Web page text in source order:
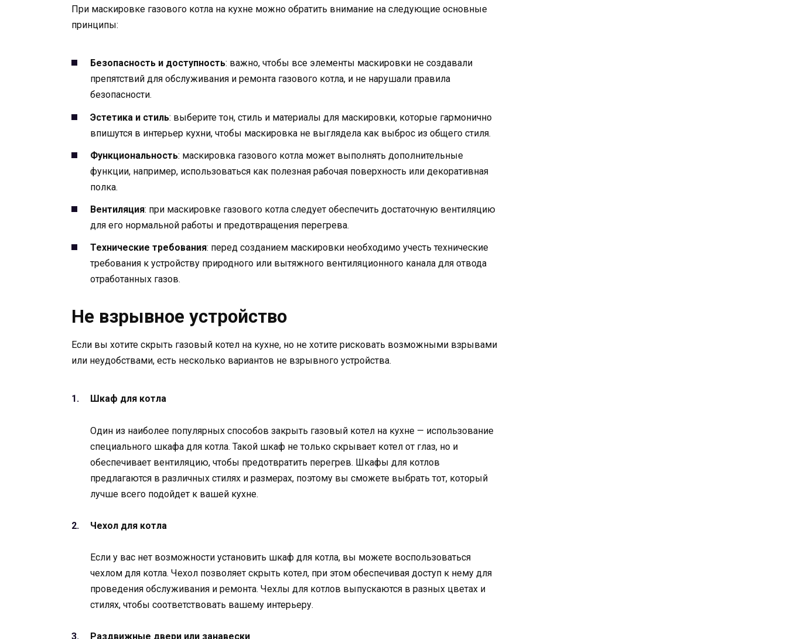
При маскировке газового котла на кухне можно обратить внимание на следующие основные
принципы:
Безопасность и доступность: важно, чтобы все элементы маскировки не создавали
препятствий для обслуживания и ремонта газового котла, и не нарушали правила
безопасности.
Эстетика и стиль: выберите тон, стиль и материалы для маскировки, которые гармонично
впишутся в интерьер кухни, чтобы маскировка не выглядела как выброс из общего стиля.
Функциональность: маскировка газового котла может выполнять дополнительные
функции, например, использоваться как полезная рабочая поверхность или декоративная
полка.
Вентиляция: при маскировке газового котла следует обеспечить достаточную вентиляцию
для его нормальной работы и предотвращения перегрева.
Технические требования: перед созданием маскировки необходимо учесть технические
требования к устройству природного или вытяжного вентиляционного канала для отвода
отработанных газов.
Не взрывное устройство
Если вы хотите скрыть газовый котел на кухне, но не хотите рисковать возможными взрывами
или неудобствами, есть несколько вариантов не взрывного устройства.
Шкаф для котла
Один из наиболее популярных способов закрыть газовый котел на кухне — использование
специального шкафа для котла. Такой шкаф не только скрывает котел от глаз, но и
обеспечивает вентиляцию, чтобы предотвратить перегрев. Шкафы для котлов
предлагаются в различных стилях и размерах, поэтому вы сможете выбрать тот, который
лучше всего подойдет к вашей кухне.
Чехол для котла
Если у вас нет возможности установить шкаф для котла, вы можете воспользоваться
чехлом для котла. Чехол позволяет скрыть котел, при этом обеспечивая доступ к нему для
проведения обслуживания и ремонта. Чехлы для котлов выпускаются в разных цветах и
стилях, чтобы соответствовать вашему интерьеру.
Раздвижные двери или занавески